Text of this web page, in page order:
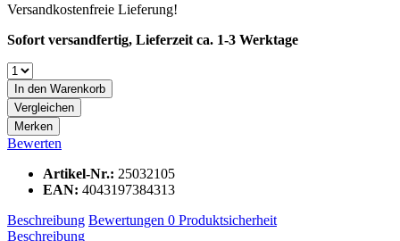
Versandkostenfreie Lieferung!
Sofort versandfertig, Lieferzeit ca. 1-3 Werktage
In den Warenkorb
Vergleichen
Merken
Bewerten
Artikel-Nr.: 25032105
EAN: 4043197384313
Beschreibung Bewertungen 0 Produktsicherheit
Beschreibung